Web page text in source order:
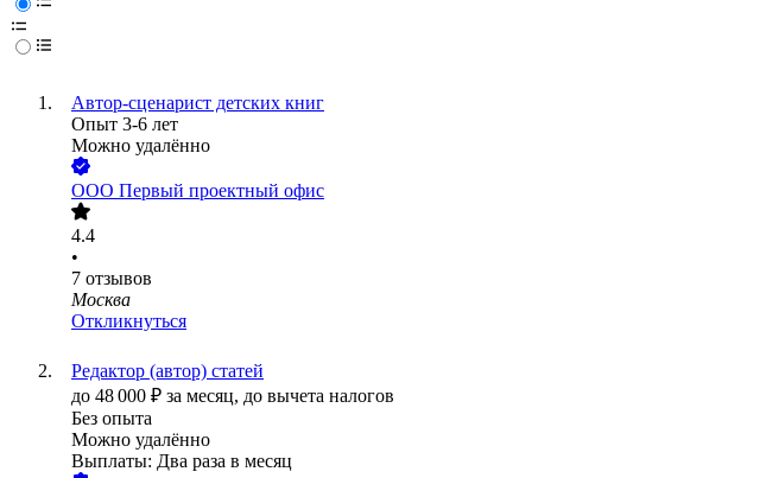
Автор-сценарист детских книг
Опыт 3-6 лет
Можно удалённо
ООО Первый проектный офис
4.4
•
7 отзывов
Москва
Откликнуться
Редактор (автор) статей
до 48 000 ₽ за месяц, до вычета налогов
Без опыта
Можно удалённо
Выплаты: Два раза в месяц